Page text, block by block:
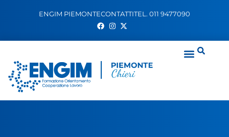
ENGIM PIEMONTECONTATTITEL. 011 9477090